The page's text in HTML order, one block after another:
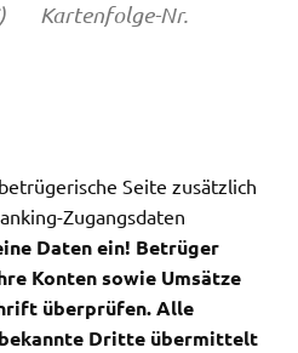
Kartenfolge-Nr.
Seite zusätzlich
Zugangsdaten
Daten ein! Betrüger
Konten sowie Umsätze
überprüfen. Alle
Dritte übermittelt